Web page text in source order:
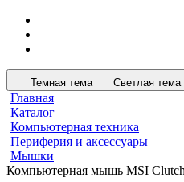
Темная тема Светлая тема
Главная
Каталог
Компьютерная техника
Периферия и аксессуары
Мышки
Компьютерная мышь MSI